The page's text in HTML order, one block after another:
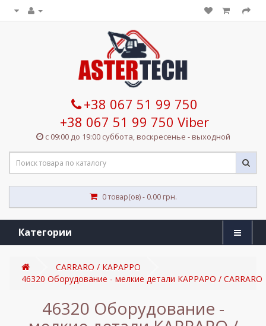
+38 067 51 99 750
+38 067 51 99 750 Viber
с 09:00 до 19:00 суббота, воскресенье - выходной
0 товар(ов) - 0.00 грн.
Категории
CARRARO / КАРАРРО
46320 Оборудование - мелкие детали КАРРАРО / CARRARO
46320 Оборудование -